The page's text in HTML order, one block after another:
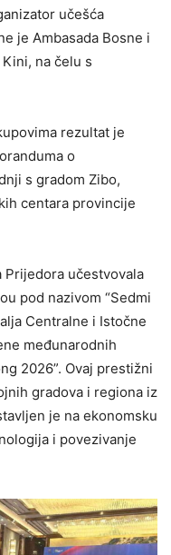
učešća
je Ambasada Bosne i
na čelu s
rezultat je
o
s gradom Zibo,
centara provincije
Prijedora učestvovala
pod nazivom “Sedmi
Centralne i Istočne
međunarodnih
2026”. Ovaj prestižni
gradova i regiona iz
je na ekonomsku
i povezivanje